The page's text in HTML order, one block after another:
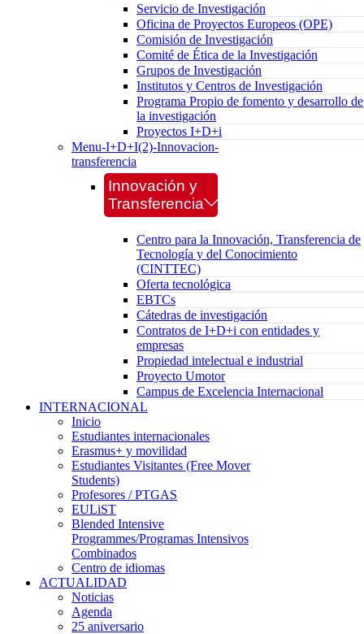
Servicio de Investigación
Oficina de Proyectos Europeos (OPE)
Comisión de Investigación
Comité de Ética de la Investigación
Grupos de Investigación
Institutos y Centros de Investigación
Programa Propio de fomento y desarrollo de
la investigación
Proyectos I+D+i
Menu-I+D+I(2)-Innovacion-
transferencia
Innovación y
Transferencia
Centro para la Innovación, Transferencia de
Tecnología y del Conocimiento
(CINTTEC)
Oferta tecnológica
EBTCs
Cátedras de investigación
Contratos de I+D+i con entidades y
empresas
Propiedad intelectual e industrial
Proyecto Umotor
Campus de Excelencia Internacional
INTERNACIONAL
Inicio
Estudiantes internacionales
Erasmus+ y movilidad
Estudiantes Visitantes (Free Mover
Students)
Profesores / PTGAS
EULiST
Blended Intensive
Programmes/Programas Intensivos
Combinados
Centro de idiomas
ACTUALIDAD
Noticias
Agenda
25 aniversario